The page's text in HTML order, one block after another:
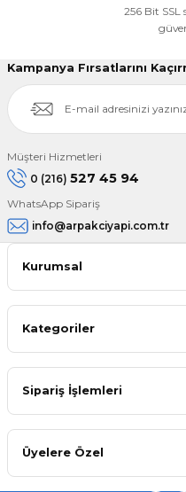
256 Bit SSL
Kampanya Fırsatlarını
Müşteri Hizmetleri
0 (216) 527 45 94
WhatsApp Sipariş
info@arpakciyapi.com.tr
Kurumsal
Kategoriler
Sipariş İşlemleri
Üyelere Özel